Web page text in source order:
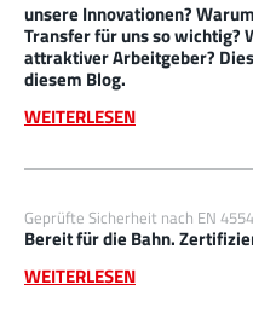
unsere Innovationen?
Transfer für uns so wichtig?
attraktiver Arbeitgeber?
diesem Blog.
WEITERLESEN
Geprüfte Sicherheit nach EN
Bereit für die Bahn.
WEITERLESEN